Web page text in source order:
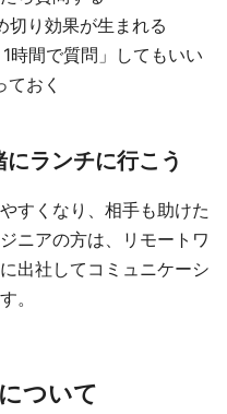
切り効果が生まれる
時間で質問」してもいい
おく
ランチに行こう
すくなり、相手も助けた
ニアの方は、リモートワ
出社してコミュニケーシ
。
ついて